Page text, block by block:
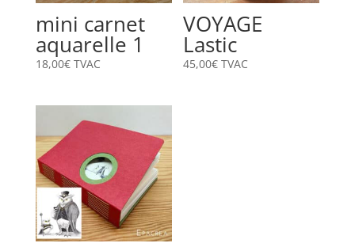
mini carnet
aquarelle 1
18,00€ TVAC
VOYAGE
Lastic
45,00€ TVAC